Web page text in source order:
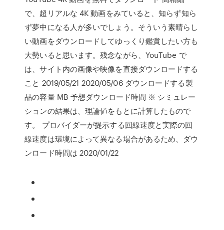
で、超リアルな 4K 動画をみていると、知らず知ら
ず夢中になる人が多いでしょう。そういう素晴らし
い動画をダウンロードしてゆっくり鑑賞したい方も
大勢いると思います。残念ながら、YouTube で
は、サイト内の画像や映像を直接ダウンロードする
こと 2019/05/21 2020/05/06 ダウンロードする製
品の容量 MB 予想ダウンロード時間 ※ シミュレー
ションの結果は、理論値をもとに計算したもので
す。 プロバイダーが提示する回線速度と実際の回
線速度は環境によって異なる場合があるため、ダウ
ンロード時間は 2020/01/22